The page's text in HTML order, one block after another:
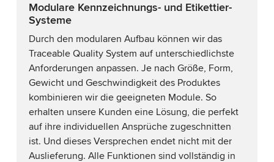
Modulare Kennzeichnungs- und Etikettier-
Systeme
Durch den modularen Aufbau können wir das
Traceable Quality System auf unterschiedlichste
Anforderungen anpassen. Je nach Größe, Form,
Gewicht und Geschwindigkeit des Produktes
kombinieren wir die geeigneten Module. So
erhalten unsere Kunden eine Lösung, die perfekt
auf ihre individuellen Ansprüche zugeschnitten
ist. Und dieses Versprechen endet nicht mit der
Auslieferung. Alle Funktionen sind vollständig in